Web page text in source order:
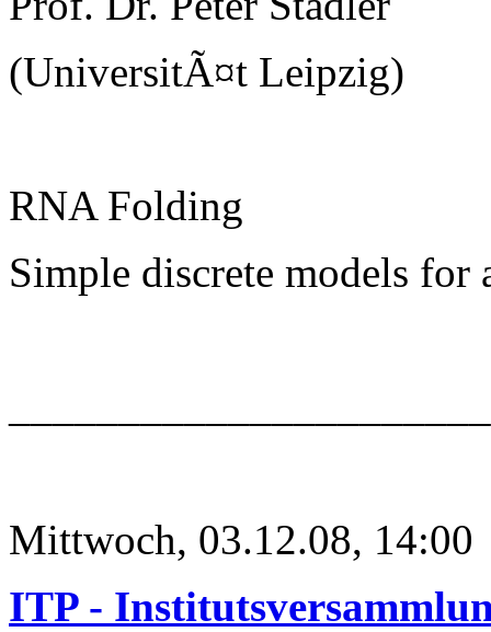
(UniversitÃ¤t Leipzig)
RNA Folding
Simple discrete models
Mittwoch, 03.12.08, 14:00
ITP -